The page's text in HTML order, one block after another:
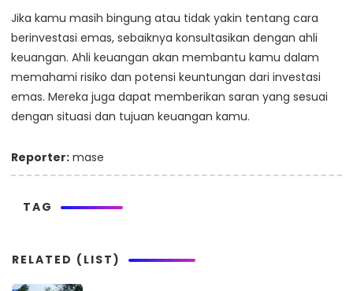
Jika kamu masih bingung atau tidak yakin tentang cara
berinvestasi emas, sebaiknya konsultasikan dengan ahli
keuangan. Ahli keuangan akan membantu kamu dalam
memahami risiko dan potensi keuntungan dari investasi
emas. Mereka juga dapat memberikan saran yang sesuai
dengan situasi dan tujuan keuangan kamu.
Reporter: mase
TAG
RELATED (LIST)